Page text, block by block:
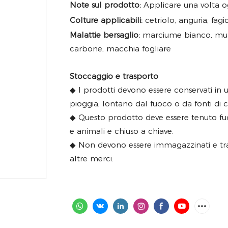
Note sul prodotto: Applicare una volta
Colture applicabili: cetriolo, anguria,
Malattie bersaglio: marciume bianco,
carbone, macchia fogliare
Stoccaggio e trasporto
◆ I prodotti devono essere conservati
pioggia, lontano dal fuoco o da fonti di
◆ Questo prodotto deve essere tenuto
e animali e chiuso a chiave.
◆ Non devono essere immagazzinati e
altre merci.